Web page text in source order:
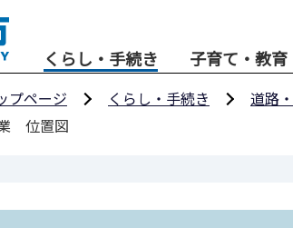
くらし・手続き 子育て・教育
プページ くらし・手続き 道路
位置図